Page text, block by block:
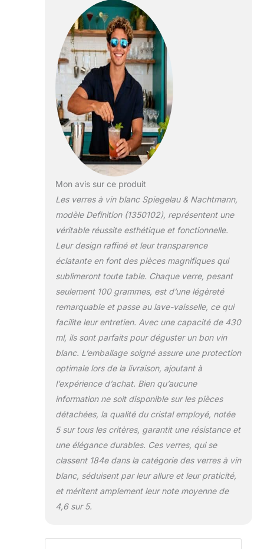
Mon avis sur ce produit
Les verres à vin blanc Spiegelau & Nachtmann,
modèle Definition (1350102), représentent une
véritable réussite esthétique et fonctionnelle.
Leur design raffiné et leur transparence
éclatante en font des pièces magnifiques qui
sublimeront toute table. Chaque verre, pesant
seulement 100 grammes, est d’une légèreté
remarquable et passe au lave-vaisselle, ce qui
facilite leur entretien. Avec une capacité de 430
ml, ils sont parfaits pour déguster un bon vin
blanc. L’emballage soigné assure une protection
optimale lors de la livraison, ajoutant à
l’expérience d’achat. Bien qu’aucune
information ne soit disponible sur les pièces
détachées, la qualité du cristal employé, notée
5 sur tous les critères, garantit une résistance et
une élégance durables. Ces verres, qui se
classent 184e dans la catégorie des verres à vin
blanc, séduisent par leur allure et leur praticité,
et méritent amplement leur note moyenne de
4,6 sur 5.